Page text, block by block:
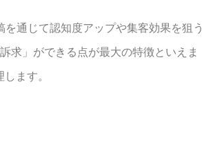
通じて認知度アップや集客効果を狙う
求」ができる点が最大の特徴といえま
ます。